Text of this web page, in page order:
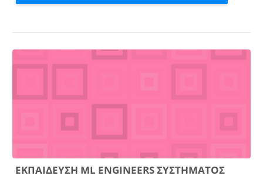
ΕΚΠΑΙΔΕΥΣΗ ML ENGINEERS ΣΥΣΤΗΜΑΤΟΣ